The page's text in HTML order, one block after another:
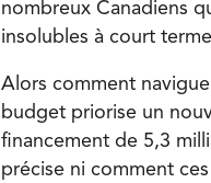
nombreux Canadiens
insolubles à court
Alors comment
budget priorise un
financement de 5,3
précise ni comment